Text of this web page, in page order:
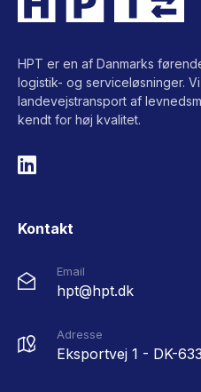
HPT er en af Danmarks
logistik- og serviceløsninger.
landevejstransport af
kendt for høj kvalitet.
Kontakt
Email
hpt@hpt.dk
Adresse
Eksportvej 1 - DK-